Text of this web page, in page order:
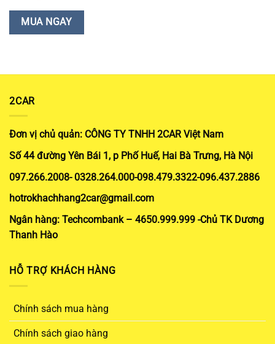
MUA NGAY
2CAR
Đơn vị chủ quản: CÔNG TY TNHH 2CAR Việt Nam
Số 44 đường Yên Bái 1, p Phố Huế, Hai Bà Trưng, Hà Nội
097.266.2008- 0328.264.000-098.479.3322-096.437.2886
hotrokhachhang2car@gmail.com
Ngân hàng: Techcombank – 4650.999.999 -Chủ TK Dương
Thanh Hào
HỖ TRỢ KHÁCH HÀNG
Chính sách mua hàng
Chính sách giao hàng